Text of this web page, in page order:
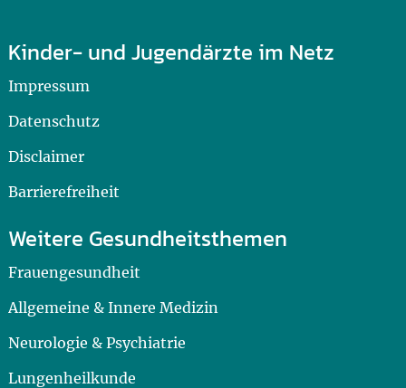
Kinder- und Jugendärzte im Netz
Impressum
Datenschutz
Disclaimer
Barrierefreiheit
Weitere Gesundheitsthemen
Frauengesundheit
Allgemeine & Innere Medizin
Neurologie & Psychiatrie
Lungenheilkunde